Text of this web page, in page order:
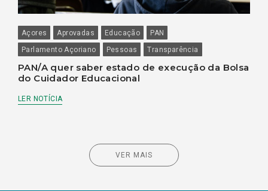
Açores Aprovadas Educação
PAN
Parlamento Açoriano
Pessoas Transparência
PAN/A quer saber estado de execução da Bolsa
do Cuidador Educacional
LER NOTÍCIA
VER MAIS